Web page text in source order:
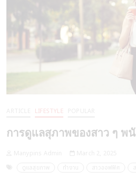
LIFESTYLE
การดูแลสุภาพของสาว ๆ พ